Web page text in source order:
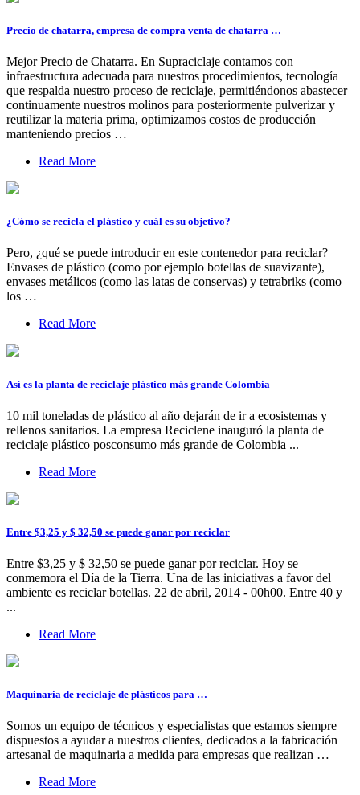
Precio de chatarra, empresa de compra venta de chatarra …
Mejor Precio de Chatarra. En Supraciclaje contamos con
infraestructura adecuada para nuestros procedimientos, tecnología
que respalda nuestro proceso de reciclaje, permitiéndonos abastecer
continuamente nuestros molinos para posteriormente pulverizar y
reutilizar la materia prima, optimizamos costos de producción
manteniendo precios …
Read More
¿Cómo se recicla el plástico y cuál es su objetivo?
Pero, ¿qué se puede introducir en este contenedor para reciclar?
Envases de plástico (como por ejemplo botellas de suavizante),
envases metálicos (como las latas de conservas) y tetrabriks (como
los …
Read More
Así es la planta de reciclaje plástico más grande Colombia
10 mil toneladas de plástico al año dejarán de ir a ecosistemas y
rellenos sanitarios. La empresa Reciclene inauguró la planta de
reciclaje plástico posconsumo más grande de Colombia ...
Read More
Entre $3,25 y $ 32,50 se puede ganar por reciclar
Entre $3,25 y $ 32,50 se puede ganar por reciclar. Hoy se
conmemora el Día de la Tierra. Una de las iniciativas a favor del
ambiente es reciclar botellas. 22 de abril, 2014 - 00h00. Entre 40 y
...
Read More
Maquinaria de reciclaje de plásticos para …
Somos un equipo de técnicos y especialistas que estamos siempre
dispuestos a ayudar a nuestros clientes, dedicados a la fabricación
artesanal de maquinaria a medida para empresas que realizan …
Read More